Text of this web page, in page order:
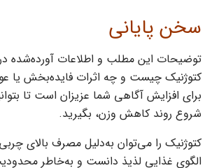
سخن پایانی
توضیحات این مطلب و اطلاعات آورده‌شده
کتوژنیک چیست و چه اثرات فایده‌بخش یا
برای افزایش آگاهی شما عزیزان است تا
شروع روند کاهش وزن، بگیرید.
کتوژنیک را می‌توان به‌دلیل مصرف بالای
الگوی غذایی لذیذ دانست و به‌خاطر